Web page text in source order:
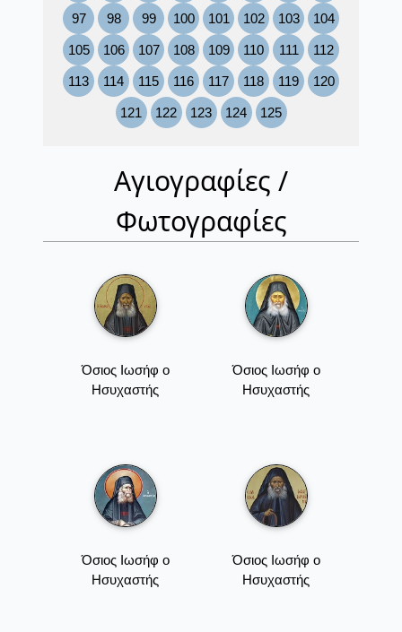
97 98 99 100 101 102 103 104
105 106 107 108 109 110 111 112
113 114 115 116 117 118 119 120
121 122 123 124 125
Αγιογραφίες /
Φωτογραφίες
Όσιος Ιωσήφ ο
Ησυχαστής
Όσιος Ιωσήφ ο
Ησυχαστής
Όσιος Ιωσήφ ο
Ησυχαστής
Όσιος Ιωσήφ ο
Ησυχαστής